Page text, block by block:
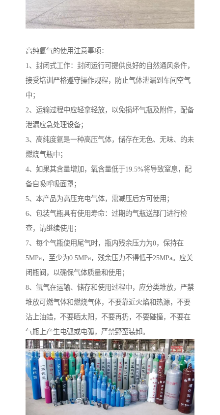
高纯氩气的使用注意事项：
1、封闭式工作：封闭运行可提供良好的自然通风条件，
接受培训严格遵守操作规程，防止气体泄漏到车间空气
中；
2、运输过程中应轻拿轻放，以免损坏气瓶及附件，配备
泄漏应急处理设备；
3、高纯度氩是一种高压气体，储存在无色、无味、的未
燃烧气瓶中；
4、如果其含量增加，氧含量低于19.5%将导致窒息，配
备自吸呼吸面罩；
5、本产品为高压充电气体，需减压后方可使用；
6、包装气瓶具有使用寿命：过期的气瓶送部门进行检
查，请继续使用；
7、每个气瓶使用尾气时，瓶内残余压力为0，保持在
5MPa，至少为0.5MPa，残余压力不得低于25MPa。应关
闭瓶阀，以确保气体质量和使用；
8、氩气在运输、储存和使用过程中，应分类堆放，严禁
堆放可燃气体和燃烧气体，不要靠近火焰和热源，不要
沾上油蜡，不要晒太阳，不要再扔，不要碰撞，不要在
气瓶上产生电弧或电弧，严禁野蛮装卸。